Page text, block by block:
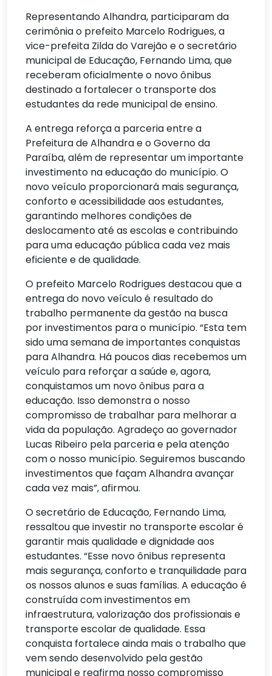
Representando Alhandra, participaram da
cerimônia o prefeito Marcelo Rodrigues, a
vice-prefeita Zilda do Varejão e o secretário
municipal de Educação, Fernando Lima, que
receberam oficialmente o novo ônibus
destinado a fortalecer o transporte dos
estudantes da rede municipal de ensino.
A entrega reforça a parceria entre a
Prefeitura de Alhandra e o Governo da
Paraíba, além de representar um importante
investimento na educação do município. O
novo veículo proporcionará mais segurança,
conforto e acessibilidade aos estudantes,
garantindo melhores condições de
deslocamento até as escolas e contribuindo
para uma educação pública cada vez mais
eficiente e de qualidade.
O prefeito Marcelo Rodrigues destacou que a
entrega do novo veículo é resultado do
trabalho permanente da gestão na busca
por investimentos para o município. “Esta tem
sido uma semana de importantes conquistas
para Alhandra. Há poucos dias recebemos um
veículo para reforçar a saúde e, agora,
conquistamos um novo ônibus para a
educação. Isso demonstra o nosso
compromisso de trabalhar para melhorar a
vida da população. Agradeço ao governador
Lucas Ribeiro pela parceria e pela atenção
com o nosso município. Seguiremos buscando
investimentos que façam Alhandra avançar
cada vez mais”, afirmou.
O secretário de Educação, Fernando Lima,
ressaltou que investir no transporte escolar é
garantir mais qualidade e dignidade aos
estudantes. “Esse novo ônibus representa
mais segurança, conforto e tranquilidade para
os nossos alunos e suas famílias. A educação é
construída com investimentos em
infraestrutura, valorização dos profissionais e
transporte escolar de qualidade. Essa
conquista fortalece ainda mais o trabalho que
vem sendo desenvolvido pela gestão
municipal e reafirma nosso compromisso